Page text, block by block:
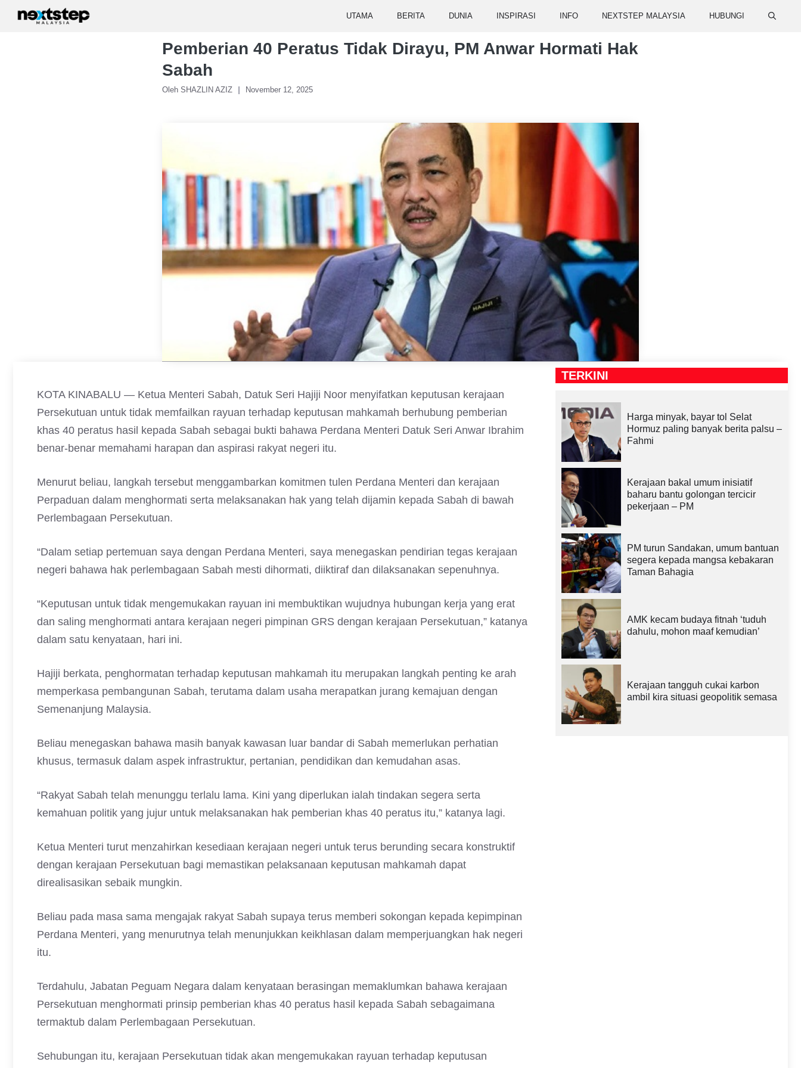
Skip
UTAMA BERITA DUNIA INSPIRASI INFO NEXTSTEP MALAYSIA HUBUNGI
Pemberian 40 Peratus Tidak Dirayu, PM Anwar Hormati Hak
Sabah
Oleh SHAZLIN AZIZ November 12, 2025
KOTA KINABALU — Ketua Menteri Sabah, Datuk Seri Hajiji Noor menyifatkan keputusan kerajaan
Persekutuan untuk tidak memfailkan rayuan terhadap keputusan mahkamah berhubung pemberian
khas 40 peratus hasil kepada Sabah sebagai bukti bahawa Perdana Menteri Datuk Seri Anwar Ibrahim
benar-benar memahami harapan dan aspirasi rakyat negeri itu.
Menurut beliau, langkah tersebut menggambarkan komitmen tulen Perdana Menteri dan kerajaan
Perpaduan dalam menghormati serta melaksanakan hak yang telah dijamin kepada Sabah di bawah
Perlembagaan Persekutuan.
“Dalam setiap pertemuan saya dengan Perdana Menteri, saya menegaskan pendirian tegas kerajaan
negeri bahawa hak perlembagaan Sabah mesti dihormati, diiktiraf dan dilaksanakan sepenuhnya.
“Keputusan untuk tidak mengemukakan rayuan ini membuktikan wujudnya hubungan kerja yang erat
dan saling menghormati antara kerajaan negeri pimpinan GRS dengan kerajaan Persekutuan,” katanya
dalam satu kenyataan, hari ini.
Hajiji berkata, penghormatan terhadap keputusan mahkamah itu merupakan langkah penting ke arah
memperkasa pembangunan Sabah, terutama dalam usaha merapatkan jurang kemajuan dengan
Semenanjung Malaysia.
Beliau menegaskan bahawa masih banyak kawasan luar bandar di Sabah memerlukan perhatian
khusus, termasuk dalam aspek infrastruktur, pertanian, pendidikan dan kemudahan asas.
“Rakyat Sabah telah menunggu terlalu lama. Kini yang diperlukan ialah tindakan segera serta
kemahuan politik yang jujur untuk melaksanakan hak pemberian khas 40 peratus itu,” katanya lagi.
Ketua Menteri turut menzahirkan kesediaan kerajaan negeri untuk terus berunding secara konstruktif
dengan kerajaan Persekutuan bagi memastikan pelaksanaan keputusan mahkamah dapat
direalisasikan sebaik mungkin.
Beliau pada masa sama mengajak rakyat Sabah supaya terus memberi sokongan kepada kepimpinan
Perdana Menteri, yang menurutnya telah menunjukkan keikhlasan dalam memperjuangkan hak negeri
itu.
Terdahulu, Jabatan Peguam Negara dalam kenyataan berasingan memaklumkan bahawa kerajaan
Persekutuan menghormati prinsip pemberian khas 40 peratus hasil kepada Sabah sebagaimana
termaktub dalam Perlembagaan Persekutuan.
Sehubungan itu, kerajaan Persekutuan tidak akan mengemukakan rayuan terhadap keputusan
TERKINI
Harga minyak, bayar tol Selat
Hormuz paling banyak berita palsu –
Fahmi
Kerajaan bakal umum inisiatif
baharu bantu golongan tercicir
pekerjaan – PM
PM turun Sandakan, umum bantuan
segera kepada mangsa kebakaran
Taman Bahagia
AMK kecam budaya fitnah ‘tuduh
dahulu, mohon maaf kemudian’
Kerajaan tangguh cukai karbon
ambil kira situasi geopolitik semasa